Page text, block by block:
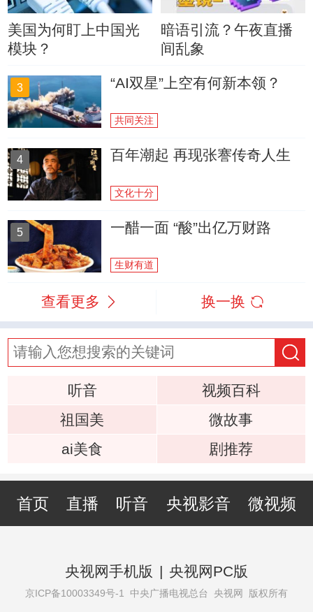
美国为何盯上中国光
模块？
暗语引流？午夜直播
间乱象
3 “AI双星”上空有何新本领？
共同关注
4 百年潮起 再现张謇传奇人生
文化十分
5 一醋一面 “酸”出亿万财路
生财有道
查看更多 换一换
听音
视频百科
祖国美
微故事
ai美食
剧推荐
首页 直播 听音 央视影音 微视频
央视网手机版 | 央视网PC版
京ICP备10003349号-1 中央广播电视总台 央视网 版权所有